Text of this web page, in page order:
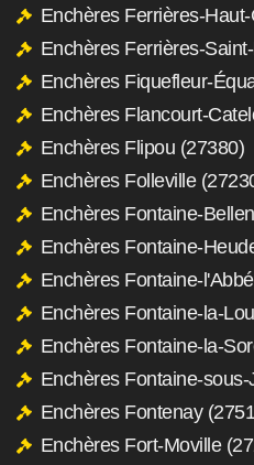
Enchères Ferrières-
Enchères Ferrières-
Enchères Fiquefleur-
Enchères Flancourt-
Enchères Flipou (27380)
Enchères Folleville
Enchères Fontaine-
Enchères Fontaine-
Enchères Fontaine-
Enchères Fontaine-la-
Enchères Fontaine-la-
Enchères Fontaine-
Enchères Fontenay
Enchères Fort-Moville